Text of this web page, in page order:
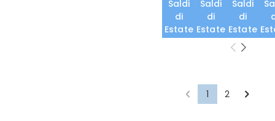
Saldi
di
Estate
Saldi
di
Estate
Saldi
di
Estate
1 2